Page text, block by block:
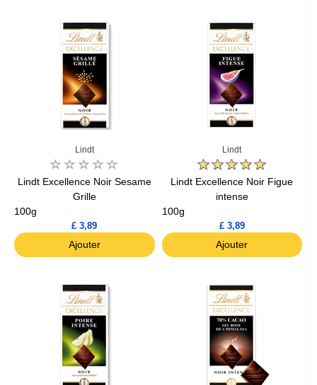
Lindt
Lindt Excellence Noir Sesame
Grille
100g
£ 3,89
Ajouter
Lindt
Lindt Excellence Noir Figue
intense
100g
£ 3,89
Ajouter